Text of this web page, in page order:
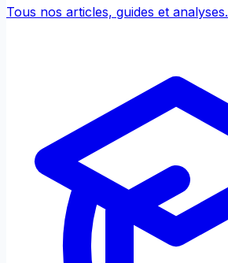
Tous nos articles, guides et analyses.